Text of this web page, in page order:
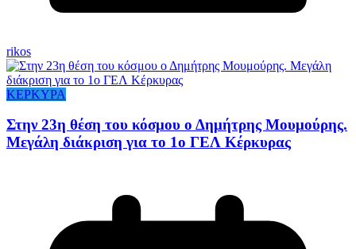
rikos
ΚΕΡΚΥΡΑ
Στην 23η θέση του κόσμου ο Δημήτρης Μουμούρης.
Μεγάλη διάκριση για το 1ο ΓΕΛ Κέρκυρας